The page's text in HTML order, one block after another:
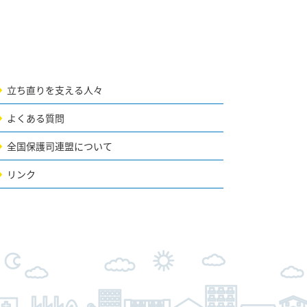
立ち直りを支える人々
よくある質問
全国保護司連盟について
リンク